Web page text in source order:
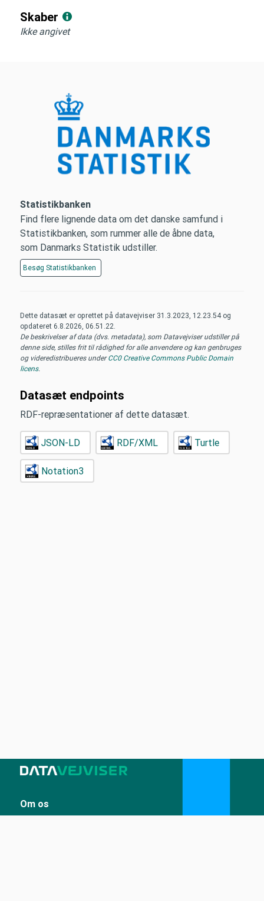
Skaber
Ikke angivet
Statistikbanken
Find flere lignende data om det danske samfund i
Statistikbanken, som rummer alle de åbne data,
som Danmarks Statistik udstiller.
Besøg Statistikbanken
Dette datasæt er oprettet på datavejviser 31.3.2023, 12.23.54og
opdateret 6.8.2026, 06.51.22
De beskrivelser af data (dvs. metadata), som Datavejviser udstiller på
denne side, stilles frit til rådighed for alle anvendere og kan genbruges
og videredistribueres underCC0 Creative Commons Public Domain
licens.
Datasæt endpoints
RDF-repræsentationer af dette datasæt.
JSON-LD RDF/XML Turtle
Notation3
Om os